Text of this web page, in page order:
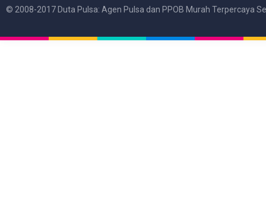
© 2008-2017 Duta Pulsa: Agen Pulsa dan PPOB Murah Terpercaya